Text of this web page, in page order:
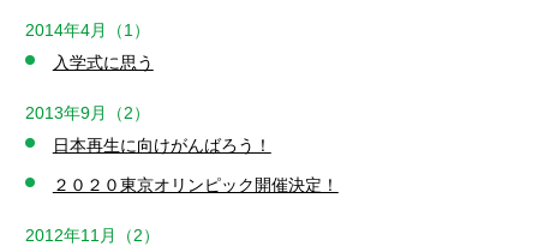
2014年4月（1）
入学式に思う
2013年9月（2）
日本再生に向けがんばろう！
２０２０東京オリンピック開催決定！
2012年11月（2）